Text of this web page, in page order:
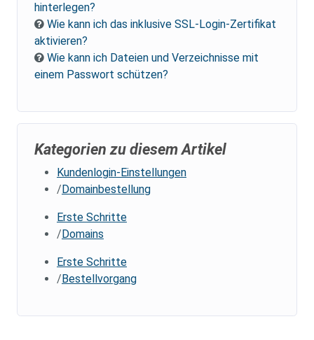
hinterlegen?
Wie kann ich das inklusive SSL-Login-Zertifikat
aktivieren?
Wie kann ich Dateien und Verzeichnisse mit
einem Passwort schützen?
Kategorien zu diesem Artikel
Kundenlogin-Einstellungen
Domainbestellung
Erste Schritte
Domains
Erste Schritte
Bestellvorgang